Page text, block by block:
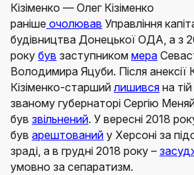
Кізіменко — Олег Кізіменко
раніше очолював Управління
будівництва Донецької ОДА, а з
року був заступником мера
Володимира Яцуби. Після анексії
Кізіменко-старшийлишився на
званому губернаторі Сергію
був звільнений. У вересні 2018
був арештований у Херсоні за
зраді, а в грудні 2018 року –
умовно за сепаратизм.